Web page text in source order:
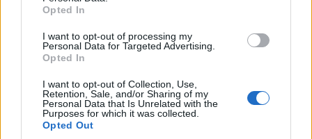
Opted In
I want to opt-out of processing my
Personal Data for Targeted Advertising.
Opted In
I want to opt-out of Collection, Use,
Retention, Sale, and/or Sharing of my
Personal Data that Is Unrelated with the
Purposes for which it was collected.
Opted Out
4. Αμοργός – Αγία Άννα